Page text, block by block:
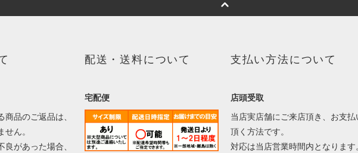
商品のご返品は、
ん。
良があった場合、
配送・送料について
宅配便
支払い方法について
店頭受取
当店実店舗にご来店頂き、お支払
頂く方法です。
対応は当店営業時間内となります